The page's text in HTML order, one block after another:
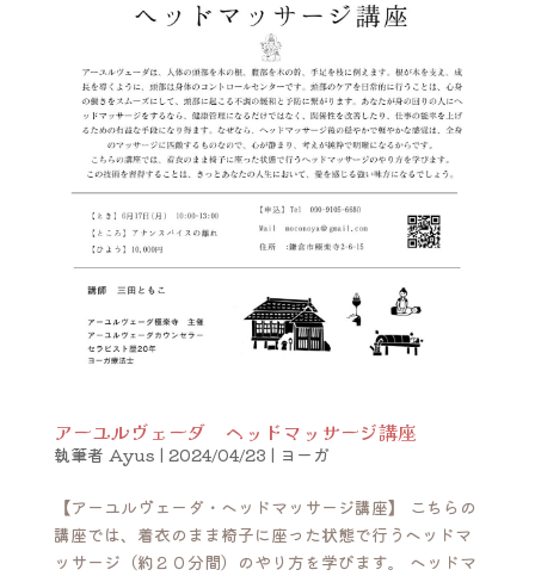
アーユルヴェーダ ヘッドマッサージ講座
執筆者 Ayus | 2024/04/23 | ヨーガ
【アーユルヴェーダ・ヘッドマッサージ講座】 こちらの
講座では、着衣のまま椅子に座った状態で行うヘッドマ
ッサージ（約２０分間）のやり方を学びます。 ヘッドマ